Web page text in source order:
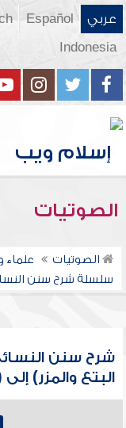
عربي Español
Indonesia
الصوتيات
الصوتيات علماء
سلسلة شرح سنن
شرح سنن
البتع والمزر)